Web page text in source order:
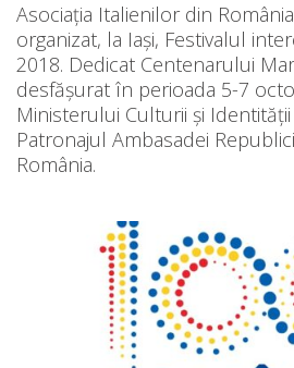
Asociația Italienilor din România
organizat, la Iași, Festivalul
2018. Dedicat Centenarului
desfășurat în perioada 5-7
Ministerului Culturii și
Patronajul Ambasadei
România.